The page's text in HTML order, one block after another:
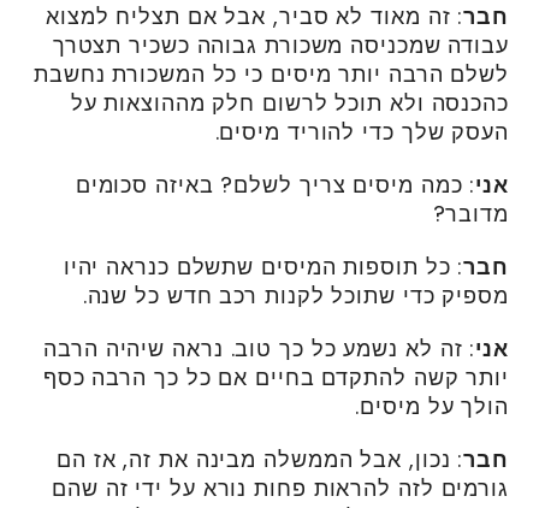
חבר: זה מאוד לא סביר, אבל אם תצליח למצוא
עבודה שמכניסה משכורת גבוהה כשכיר תצטרך
לשלם הרבה יותר מיסים כי כל המשכורת נחשבת
כהכנסה ולא תוכל לרשום חלק מההוצאות על
העסק שלך כדי להוריד מיסים.
אני: כמה מיסים צריך לשלם? באיזה סכומים
מדובר?
חבר: כל תוספות המיסים שתשלם כנראה יהיו
מספיק כדי שתוכל לקנות רכב חדש כל שנה.
אני: זה לא נשמע כל כך טוב. נראה שיהיה הרבה
יותר קשה להתקדם בחיים אם כל כך הרבה כסף
הולך על מיסים.
חבר: נכון, אבל הממשלה מבינה את זה, אז הם
גורמים לזה להראות פחות נורא על ידי זה שהם